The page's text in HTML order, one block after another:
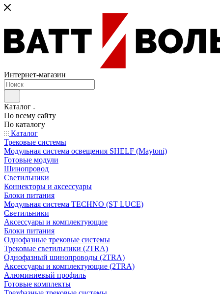
Интернет-магазин
Каталог
По всему сайту
По каталогу
Каталог
Трековые системы
Модульная система освещения SHELF (Maytoni)
Готовые модули
Шинопровод
Светильники
Коннекторы и аксессуары
Блоки питания
Модульная система TECHNO (ST LUCE)
Светильники
Аксессуары и комплектующие
Блоки питания
Однофазные трековые системы
Трековые светильники (2TRA)
Однофазный шинопроводы (2TRA)
Аксессуары и комплектующие (2TRA)
Алюминиевый профиль
Готовые комплекты